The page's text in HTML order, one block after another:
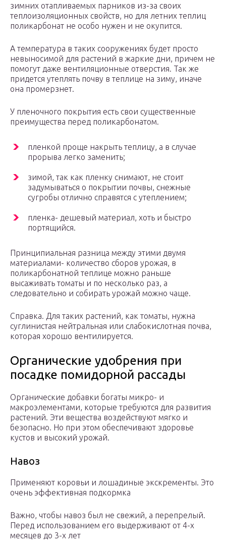
зимних отапливаемых парников из-за своих
теплоизоляционных свойств, но для летних теплиц
поликарбонат не особо нужен и не окупится.
А температура в таких сооружениях будет просто
невыносимой для растений в жаркие дни, причем не
помогут даже вентиляционные отверстия. Так же
придется утеплять почву в теплице на зиму, иначе
она промерзнет.
У пленочного покрытия есть свои существенные
преимущества перед поликарбонатом.
пленкой проще накрыть теплицу, а в случае
прорыва легко заменить;
зимой, так как пленку снимают, не стоит
задумываться о покрытии почвы, снежные
сугробы отлично справятся с утеплением;
пленка- дешевый материал, хоть и быстро
портящийся.
Принципиальная разница между этими двумя
материалами- количество сборов урожая, в
поликарбонатной теплице можно раньше
высаживать томаты и по несколько раз, а
следовательно и собирать урожай можно чаще.
Справка. Для таких растений, как томаты, нужна
суглинистая нейтральная или слабокислотная почва,
которая хорошо вентилируется.
Органические удобрения при
посадке помидорной рассады
Органические добавки богаты микро- и
макроэлементами, которые требуются для развития
растений. Эти вещества воздействуют мягко и
безопасно. Но при этом обеспечивают здоровье
кустов и высокий урожай.
Навоз
Применяют коровьи и лошадиные экскременты. Это
очень эффективная подкормка
Важно, чтобы навоз был не свежий, а перепрелый.
Перед использованием его выдерживают от 4-х
месяцев до 3-х лет